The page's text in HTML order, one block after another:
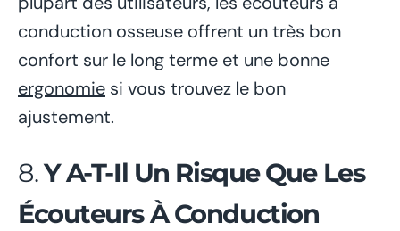
conduction osseuse offrent un très bon
confort sur le long terme et une bonne
ergonomie si vous trouvez le bon
ajustement.
8.Y A-T-Il Un Risque Que Les
Écouteurs À Conduction